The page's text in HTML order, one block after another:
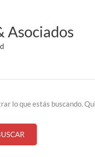
Asociados
lo que estás buscando.